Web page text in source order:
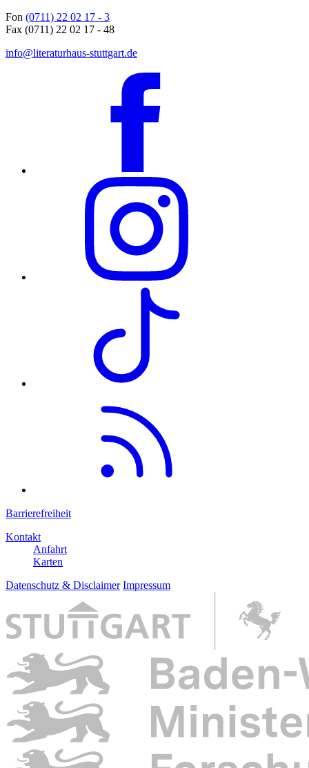
Fon (0711) 22 02 17 - 3
Fax (0711) 22 02 17 - 48
info@literaturhaus-stuttgart.de
Barrierefreiheit
Kontakt
Anfahrt
Karten
Datenschutz & Disclaimer Impressum